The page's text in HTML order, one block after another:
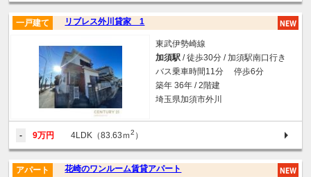
リブレス外川貸家 1
一戸建て
東武伊勢崎線
加須駅 / 徒歩30分 / 加須駅南口行き
バス乗車時間11分 停歩6分
築年 36年 / 2階建
埼玉県加須市外川
- 9万円 4LDK（83.63ｍ2 ）
花崎のワンルーム賃貸アパート
アパート